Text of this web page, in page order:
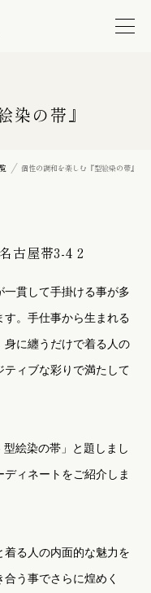
染の帯』
個性の調和を楽しむ『型絵染の帯』
一貫して手掛ける事が多
す。手仕事から生まれる
に纏うだけで着る人の
ィブな彩りで満たして
絵染の帯」と題しまし
ィネートをご紹介しま
着る人の内面的な魅力を
う事でさらに煌めく